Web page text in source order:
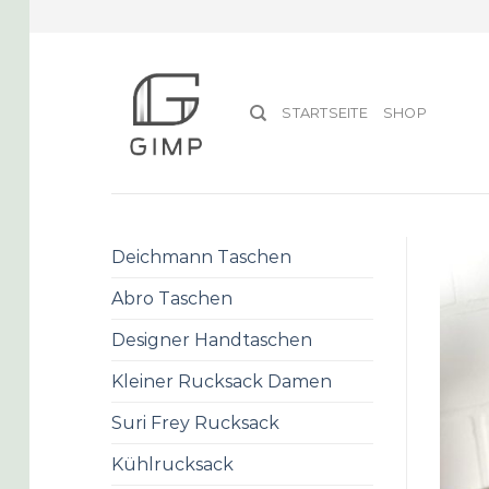
STARTSEITE SHOP
Deichmann Taschen
Abro Taschen
Designer Handtaschen
Kleiner Rucksack Damen
Suri Frey Rucksack
Kühlrucksack